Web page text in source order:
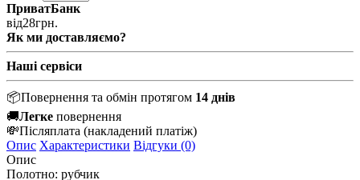
ПриватБанк
від28грн.
Як ми доставляємо?
Наші сервіси
📦Повернення та обмін протягом 14 днів
🚚Легке повернення
💸Післяплата (накладений платіж)
Опис Характеристики Відгуки (0)
Опис
Полотно: рубчик